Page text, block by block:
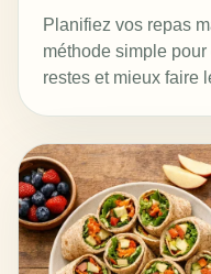
Planifiez vos repas
méthode simple
restes et mieux faire